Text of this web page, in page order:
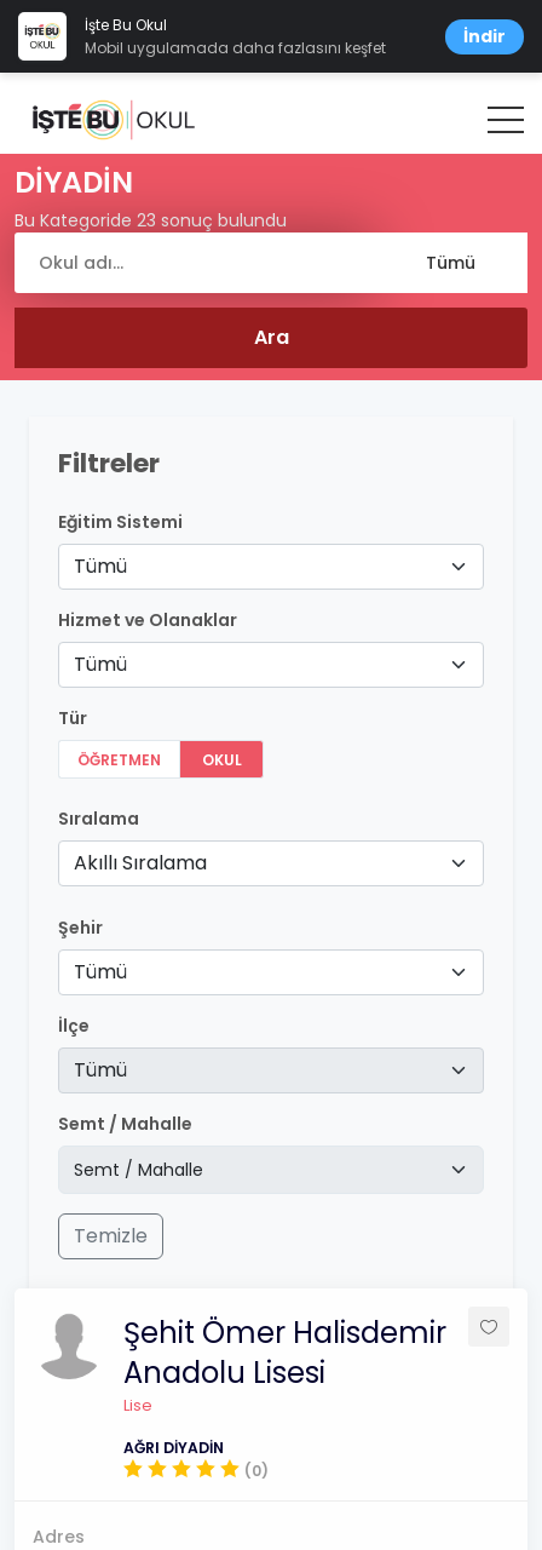
İşte Bu Okul
Mobil uygulamada daha fazlasını keşfet
İndir
DİYADİN
Bu Kategoride 23 sonuç bulundu
Filtreler
Eğitim Sistemi
Tümü
Hizmet ve Olanaklar
Tümü
Tür
ÖĞRETMEN OKUL
Sıralama
Akıllı Sıralama
Şehir
Tümü
İlçe
Tümü
Semt / Mahalle
Temizle
Şehit Ömer Halisdemir
Anadolu Lisesi
Lise
AĞRI DİYADİN
(0)
Adres